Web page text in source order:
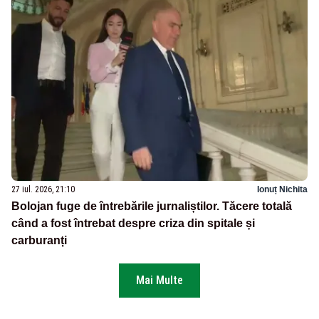
27 iul. 2026, 21:10 Ionuț Nichita
Bolojan fuge de întrebările jurnaliștilor. Tăcere totală
când a fost întrebat despre criza din spitale și
carburanți
Mai Multe